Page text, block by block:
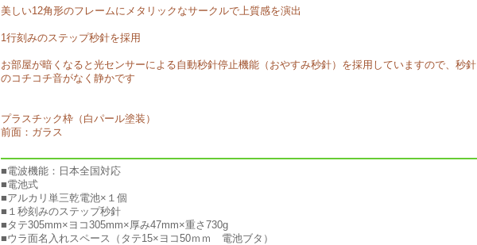
美しい12角形のフレームにメタリックなサークルで上質感を演出
1行刻みのステップ秒針を採用
お部屋が暗くなると光センサーによる自動秒針停止機能（おやすみ秒針）を採用していますので、秒針
のコチコチ音がなく静かです
プラスチック枠（白パール塗装）
前面：ガラス
■電波機能：日本全国対応
■電池式
■アルカリ単三乾電池×１個
■１秒刻みのステップ秒針
■タテ305mm×ヨコ305mm×厚み47mm×重さ730g
■ウラ面名入れスペース（タテ15×ヨコ50ｍｍ 電池ブタ）